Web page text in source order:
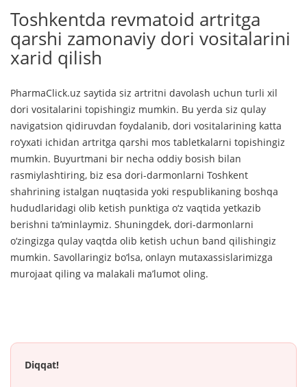
Toshkentda revmatoid artritga
qarshi zamonaviy dori vositalarini
xarid qilish
PharmaClick.uz saytida siz artritni davolash uchun turli xil
dori vositalarini topishingiz mumkin. Bu yerda siz qulay
navigatsion qidiruvdan foydalanib, dori vositalarining katta
ro‘yxati ichidan artritga qarshi mos tabletkalarni topishingiz
mumkin. Buyurtmani bir necha oddiy bosish bilan
rasmiylashtiring, biz esa dori-darmonlarni Toshkent
shahrining istalgan nuqtasida yoki respublikaning boshqa
hududlaridagi olib ketish punktiga o‘z vaqtida yetkazib
berishni ta’minlaymiz. Shuningdek, dori-darmonlarni
o‘zingizga qulay vaqtda olib ketish uchun band qilishingiz
mumkin. Savollaringiz bo‘lsa, onlayn mutaxassislarimizga
murojaat qiling va malakali ma’lumot oling.
Diqqat!